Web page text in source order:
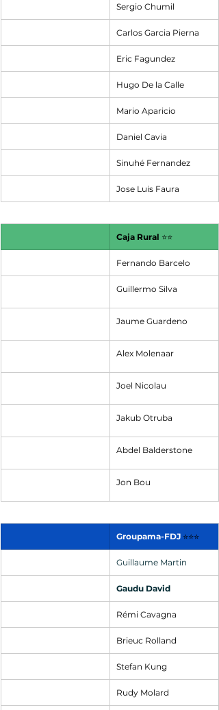
Sergio Chumil
Carlos Garcia Pierna
Eric Fagundez
Hugo De la Calle
Mario Aparicio
Daniel Cavia
Sinuhé Fernandez
Jose Luis Faura
Caja Rural ⭐⭐
Fernando Barcelo
Guillermo Silva
Jaume Guardeno
Alex Molenaar
Joel Nicolau
Jakub Otruba
Abdel Balderstone
Jon Bou
Groupama-FDJ ⭐⭐⭐
Guillaume Martin
Gaudu David
Rémi Cavagna
Brieuc Rolland
Stefan Kung
Rudy Molard